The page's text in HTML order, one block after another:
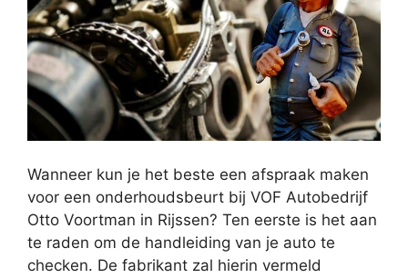
Wanneer kun je het beste een afspraak maken
voor een onderhoudsbeurt bij VOF Autobedrijf
Otto Voortman in Rijssen? Ten eerste is het aan
te raden om de handleiding van je auto te
checken. De fabrikant zal hierin vermeld